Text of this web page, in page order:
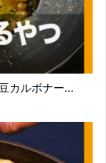
カルボナー...